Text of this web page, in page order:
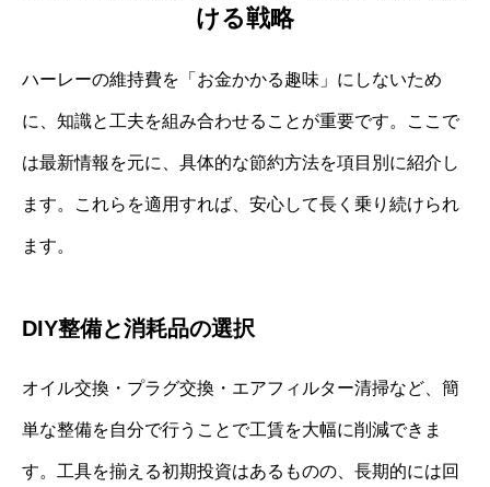
ける戦略
ハーレーの維持費を「お金かかる趣味」にしないため
に、知識と工夫を組み合わせることが重要です。ここで
は最新情報を元に、具体的な節約方法を項目別に紹介し
ます。これらを適用すれば、安心して長く乗り続けられ
ます。
DIY整備と消耗品の選択
オイル交換・プラグ交換・エアフィルター清掃など、簡
単な整備を自分で行うことで工賃を大幅に削減できま
す。工具を揃える初期投資はあるものの、長期的には回